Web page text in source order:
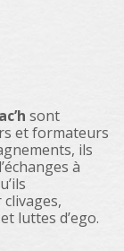
sont
et formateurs
ils
à
luttes d’ego.